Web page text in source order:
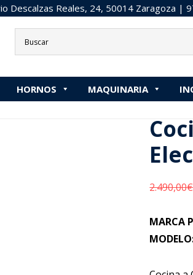
Descalzas Reales, 24, 50014 Zaragoza |
HORNOS MAQUINARIA
»4 Fuegos»Cocina a Gas 4 Fuegos
aquí:Inicio CALOR /Cocina a Gas 4
2.490,00€
MARCA